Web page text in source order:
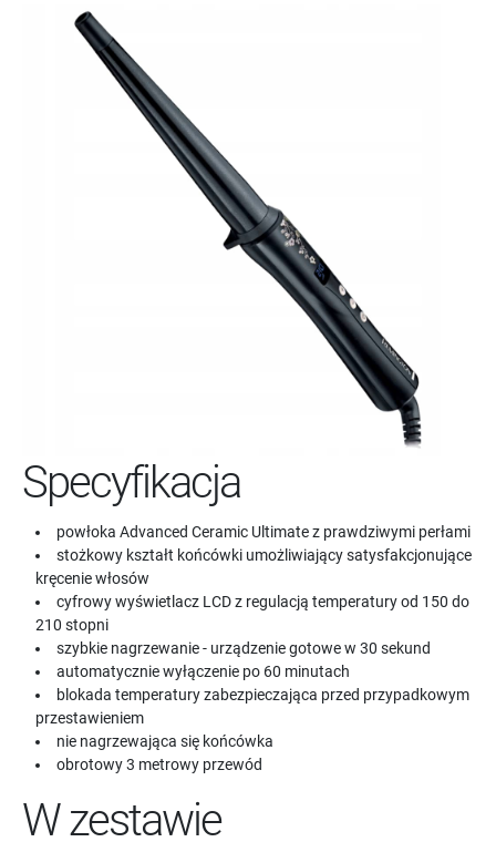
Specyfikacja
powłoka Advanced Ceramic Ultimate z prawdziwymi perłami
stożkowy kształt końcówki umożliwiający satysfakcjonujące
kręcenie włosów
cyfrowy wyświetlacz LCD z regulacją temperatury od 150 do
210 stopni
szybkie nagrzewanie - urządzenie gotowe w 30 sekund
automatycznie wyłączenie po 60 minutach
blokada temperatury zabezpieczająca przed przypadkowym
przestawieniem
nie nagrzewająca się końcówka
obrotowy 3 metrowy przewód
W zestawie